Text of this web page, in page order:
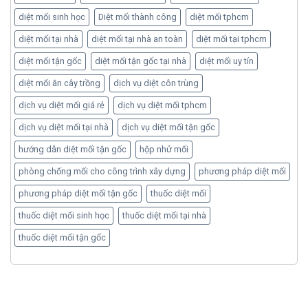
diệt mối sinh học Diệt mối thành công diệt mối tphcm
diệt mối tại nhà diệt mối tại nhà an toàn diệt mối tại tphcm
diệt mối tận gốc diệt mối tận gốc tại nhà diệt mối uy tín
diệt mối ăn cây trồng dịch vụ diệt côn trùng
dịch vụ diệt mối giá rẻ dịch vụ diệt mối tphcm
dịch vụ diệt mối tại nhà dịch vụ diệt mối tận gốc
hướng dẫn diệt mối tận gốc hộp nhử mối
phòng chống mối cho công trình xây dựng phương pháp diệt mối
phương pháp diệt mối tận gốc thuốc diệt mối
thuốc diệt mối sinh học thuốc diệt mối tại nhà
thuốc diệt mối tận gốc